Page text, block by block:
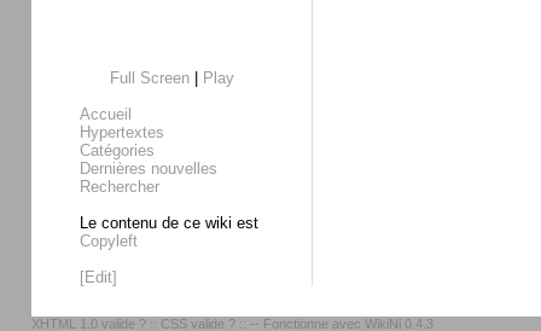
Full Screen|
Play
Accueil
Hypertextes
Catégories
Dernières nouvelles
Rechercher
Le contenu de ce wiki est
Copyleft
[Edit]
XHTML 1.0 valide ? :: CSS valide ? :: -- Fonctionne avec WikiNi 0.4.3